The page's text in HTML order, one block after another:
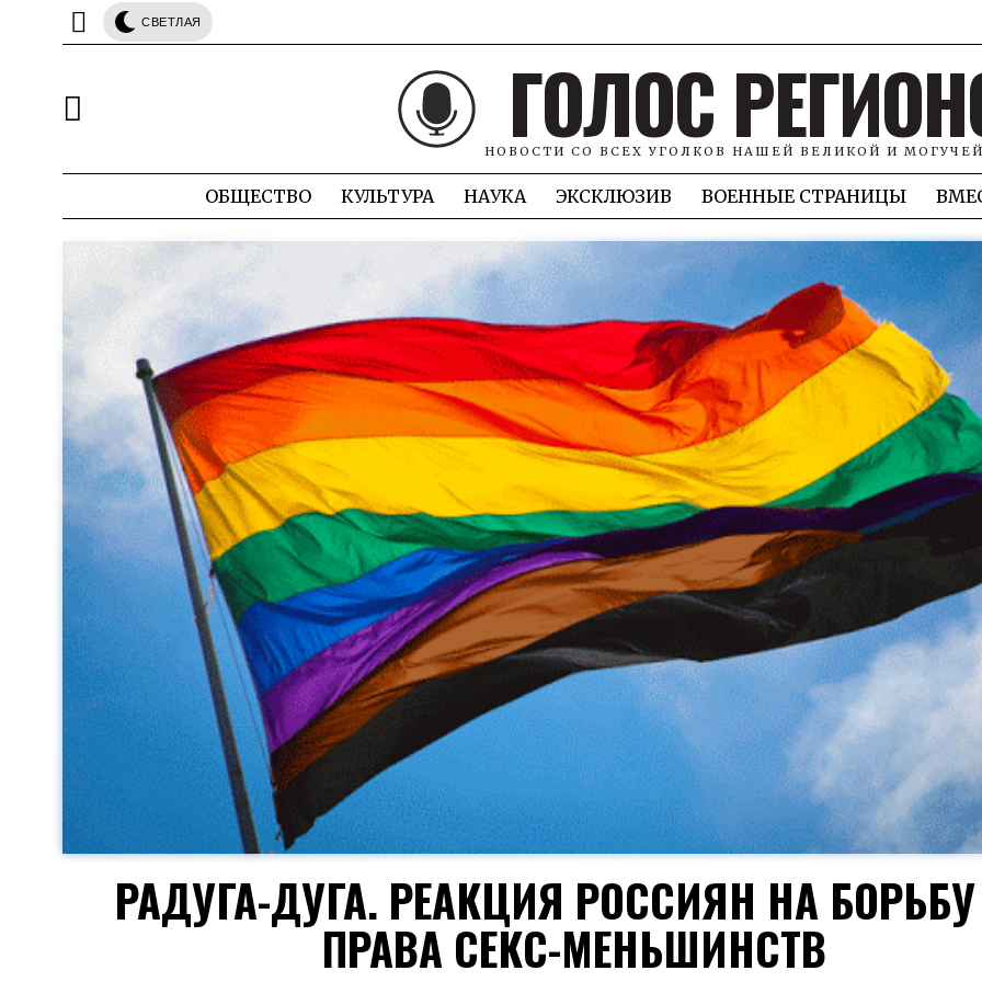
СВЕТЛАЯ
ГОЛОС
НОВОСТИ СО ВСЕХ УГОЛКОВ НАШЕЙ ВЕЛИКОЙ И
ОБЩЕСТВО КУЛЬТУРА НАУКА ЭКСКЛЮЗИВ ВОЕННЫЕ СТРАНИЦЫ
РАДУГА-ДУГА. РЕАКЦИЯ РОССИЯН НА
ПРАВА СЕКС-МЕНЬШИНСТВ